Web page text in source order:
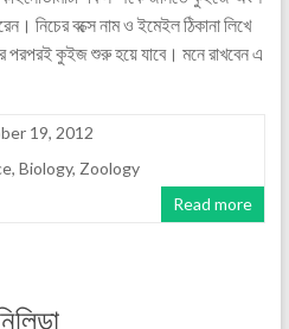
নিচের বক্সে নাম ও ইমেইল ঠিকানা লিখে
পরপরই কুইজ শুরু হয়ে যাবে। মনে রাখবেন এ
19, 2012
, Biology, Zoology
Read more